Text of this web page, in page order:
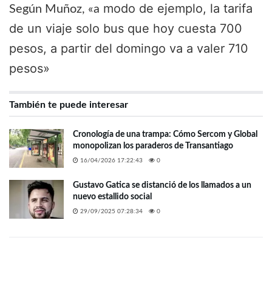
Según Muñoz, «a modo de ejemplo, la tarifa
de un viaje solo bus que hoy cuesta 700
pesos, a partir del domingo va a valer 710
pesos»
También te puede interesar
Cronología de una trampa: Cómo Sercom y Global
monopolizan los paraderos de Transantiago
16/04/2026 17:22:43 0
Gustavo Gatica se distanció de los llamados a un
nuevo estallido social
29/09/2025 07:28:34 0